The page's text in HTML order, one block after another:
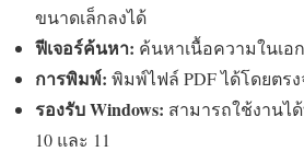
ขนาดเล็กลงได้
ฟีเจอร์ค้นหา: ค้นหาเนื้อความในเอ
การพิมพ์: พิมพ์ไฟล์ PDF ได้โดยตร
รองรับ Windows: สามารถใช้งานไ
10 และ 11